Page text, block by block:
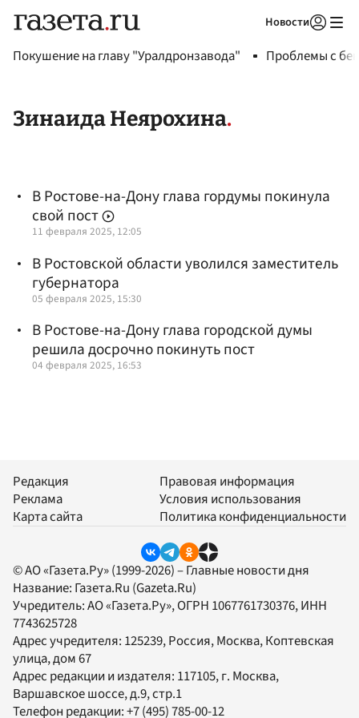
Новости
Покушение на главу "Уралдронзавода" Проблемы с
Зинаида Неярохина
В Ростове-на-Дону глава гордумы покинула
свой пост
11 февраля 2025, 12:05
В Ростовской области уволился заместитель
губернатора
05 февраля 2025, 15:30
В Ростове-на-Дону глава городской думы
решила досрочно покинуть пост
04 февраля 2025, 16:53
Редакция
Реклама
Карта сайта
Правовая информация
Условия использования
Политика конфиденциальности
© АО «Газета.Ру» (1999-2026) – Главные новости дня
Название: Газета.Ru (Gazeta.Ru)
Учредитель:АО «Газета.Ру», ОГРН 1067761730376, ИНН
7743625728
Адрес учредителя: 125239, Россия, Москва, Коптевская
улица, дом 67
Адрес редакции и издателя: 117105, г. Москва,
Варшавское шоссе, д.9, стр.1
Телефон редакции:+7 (495) 785-00-12